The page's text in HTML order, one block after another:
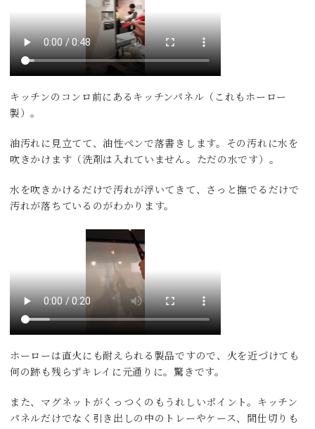
キッチンのコンロ前にあるキッチンパネル（これもホーロー
製）。
油汚れに見立てて、油性ペンで落書きします。その汚れに水を
吹きかけます（洗剤は入れていません。ただの水です）。
水を吹きかけるだけで汚れが浮いてきて、さっと撫でるだけで
汚れが落ちているのがわかります。
ホーローは直火にも耐えられる製品ですので、火を近づけても
何の跡も残らずキレイに元通りに。驚きです。
また、マグネットがくっつくのもうれしいポイント。キッチン
パネルだけでなく引き出しの中のトレーやケース、間仕切りも